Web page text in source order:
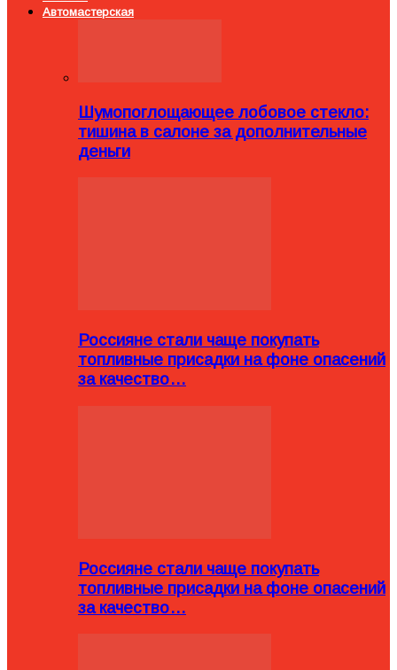
Автомастерская
Шумопоглощающее лобовое стекло:
тишина в салоне за дополнительные
деньги
Россияне стали чаще покупать
топливные присадки на фоне опасений
за качество…
Россияне стали чаще покупать
топливные присадки на фоне опасений
за качество…